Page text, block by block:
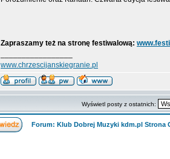
Zapraszamy też na stronę festiwalową:
www.chrzescijanskiegranie.pl
Wyświetl posty z ostatnich:
Forum: Klub Dobrej Muzyki kdm.pl Strona